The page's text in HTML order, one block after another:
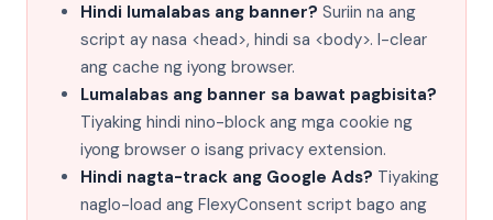
Hindi lumalabas ang banner? Suriin na ang
script ay nasa <head>, hindi sa <body>. I-clear
ang cache ng iyong browser.
Lumalabas ang banner sa bawat pagbisita?
Tiyaking hindi nino-block ang mga cookie ng
iyong browser o isang privacy extension.
Hindi nagta-track ang Google Ads? Tiyaking
naglo-load ang FlexyConsent script bago ang